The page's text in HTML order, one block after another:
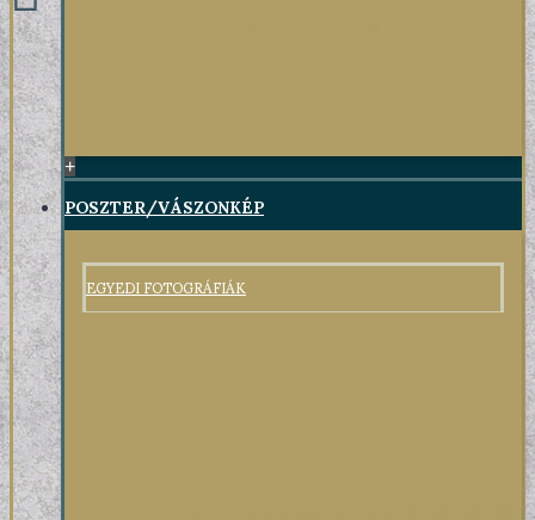
+
POSZTER/VÁSZONKÉP
EGYEDI FOTOGRÁFIÁK